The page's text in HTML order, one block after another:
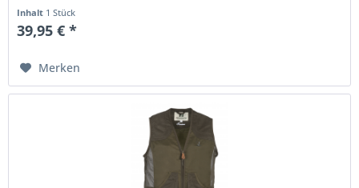
Inhalt 1 Stück
39,95 € *
Merken